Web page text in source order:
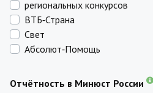
региональных конкурсов
ВТБ‑Страна
Свет
Абсолют‑Помощь
Отчётность в Минюст России